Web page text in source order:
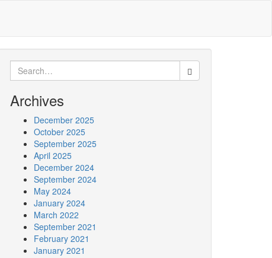
Search
for:
Archives
December 2025
October 2025
September 2025
April 2025
December 2024
September 2024
May 2024
January 2024
March 2022
September 2021
February 2021
January 2021